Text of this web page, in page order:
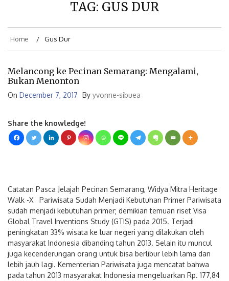
TAG: GUS DUR
Home Gus Dur
Melancong ke Pecinan Semarang: Mengalami,
Bukan Menonton
On December 7, 2017 By yvonne-sibuea
Share the knowledge!
Catatan Pasca Jelajah Pecinan Semarang, Widya Mitra Heritage
Walk -X Pariwisata Sudah Menjadi Kebutuhan Primer Pariwisata
sudah menjadi kebutuhan primer; demikian temuan riset Visa
Global Travel Inventions Study (GTIS) pada 2015. Terjadi
peningkatan 33% wisata ke luar negeri yang dilakukan oleh
masyarakat Indonesia dibanding tahun 2013. Selain itu muncul
juga kecenderungan orang untuk bisa berlibur lebih lama dan
lebih jauh lagi. Kementerian Pariwisata juga mencatat bahwa
pada tahun 2013 masyarakat Indonesia mengeluarkan Rp. 177,84